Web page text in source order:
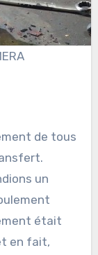
de tous
un
était
en fait,